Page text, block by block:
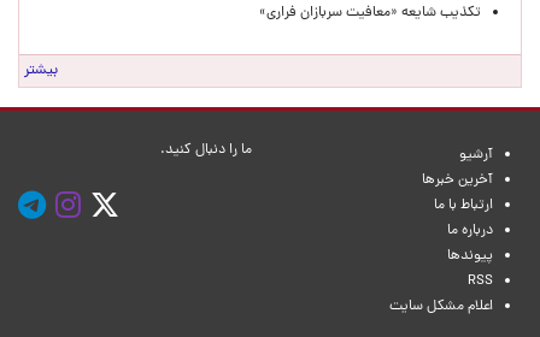
تکذیب شایعه «معافیت سربازان فراری»
بیشتر
آرشیو
آخرین خبرها
ارتباط با ما
درباره ما
پیوندها
RSS
اعلام مشکل سایت
ما را دنبال کنید.